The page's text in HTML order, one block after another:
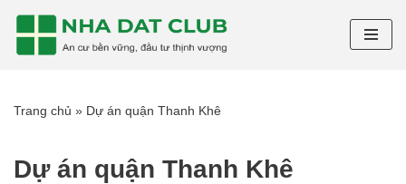
Chuyển
nội
Trang chủ » Dự án quận Thanh Khê
Dự án quận Thanh Khê